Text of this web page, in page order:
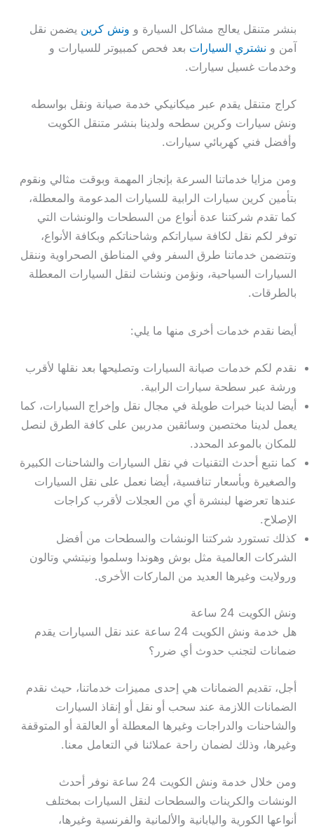
بنشر متنقل يعالج مشاكل السيارة و ونش كرين يضمن نقل
آمن و نشتري السيارات بعد فحص كمبيوتر للسيارات و
وخدمات غسيل سيارات.
كراج متنقل يقدم عبر ميكانيكي خدمة صيانة ونقل بواسطه
ونش سيارات وكرين سطحه ولدينا بنشر متنقل الكويت
وأفضل فني كهربائي سيارات.
ومن مزايا خدماتنا السرعة بإنجاز المهمة وبوقت مثالي ونقوم
بتأمين كرين سيارات الرابية للسيارات المدعومة والمعطلة،
كما تقدم شركتنا عدة أنواع من السطحات والونشات التي
توفر لكم نقل لكافة سياراتكم وشاحناتكم وبكافة الأنواع،
وتتضمن خدماتنا طرق السفر وفي المناطق الصحراوية وننقل
السيارات السياحية، ونؤمن ونشات لنقل السيارات المعطلة
بالطرقات.
أيضا نقدم خدمات أخرى منها ما يلي:
نقدم لكم خدمات صيانة السيارات وتصليحها بعد نقلها لأقرب
ورشة عبر سطحة سيارات الرابية.
أيضا لدينا خبرات طويلة في مجال نقل وإخراج السيارات، كما
يعمل لدينا مختصين وسائقين مدربين على كافة الطرق لنصل
للمكان بالموعد المحدد.
كما نتبع أحدث التقنيات في نقل السيارات والشاحنات الكبيرة
والصغيرة وبأسعار تنافسية، أيضا نعمل على نقل السيارات
عندها تعرضها لبنشرة أي من العجلات لأقرب كراجات
الإصلاح.
كذلك تستورد شركتنا الونشات والسطحات من أفضل
الشركات العالمية مثل بوش وهوندا وسلموا ونيتشي وتالون
ورولايت وغيرها العديد من الماركات الأخرى.
ونش الكويت 24 ساعة
هل خدمة ونش الكويت 24 ساعة عند نقل السيارات يقدم
ضمانات لتجنب حدوث أي ضرر؟
أجل، تقديم الضمانات هي إحدى مميزات خدماتنا، حيث نقدم
الضمانات اللازمة عند سحب أو نقل أو إنقاذ السيارات
والشاحنات والدراجات وغيرها المعطلة أو العالقة أو المتوقفة
وغيرها، وذلك لضمان راحة عملائنا في التعامل معنا.
ومن خلال خدمة ونش الكويت 24 ساعة نوفر أحدث
الونشات والكرينات والسطحات لنقل السيارات بمختلف
أنواعها الكورية واليابانية والألمانية والفرنسية وغيرها،